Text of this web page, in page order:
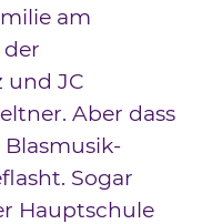
am
und JC
Aber dass
Blasmusik-
Sogar
Hauptschule